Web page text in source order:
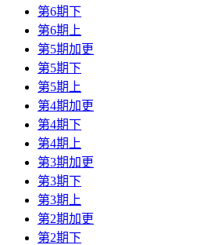
第6期下
第6期上
第5期加更
第5期下
第5期上
第4期加更
第4期下
第4期上
第3期加更
第3期下
第3期上
第2期加更
第2期下